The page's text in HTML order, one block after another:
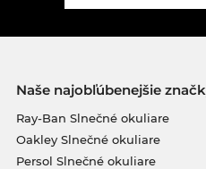
Naše najobľúbenejšie
Ray-Ban Slnečné okuliare
Oakley Slnečné okuliare
Persol Slnečné okuliare